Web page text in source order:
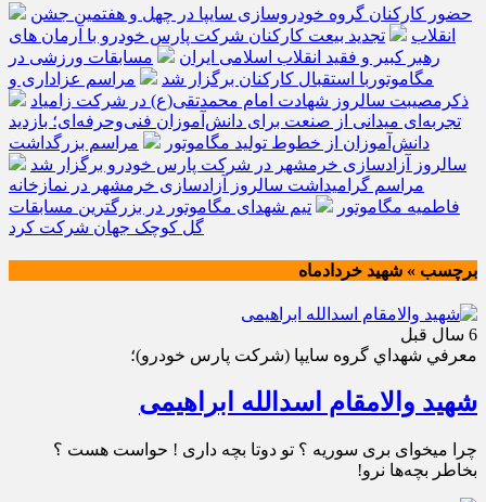
حضور کارکنان گروه خودروسازی سایپا در چهل و هفتمین جشن
انقلاب
تجدید بیعت کارکنان شرکت پارس خودرو با آرمان های
رهبر کبیر و فقید انقلاب اسلامی ایران
مسابقات ورزشی در
مگاموتوربا استقبال کارکنان برگزار شد
مراسم عزاداری و
ذکرمصیبت سالروز شهادت امام محمدتقی(ع) در شرکت زامیاد
تجربه‌ای میدانی از صنعت برای دانش‌آموزان فنی‌وحرفه‌ای؛ بازدید
دانش‌آموزان از خطوط تولید مگاموتور
مراسم بزرگداشت
سالروز آزادسازی خرمشهر در شرکت پارس خودرو برگزار شد
مراسم گرامیداشت سالروز آزادسازی خرمشهر در نمازخانه
فاطمیه مگاموتور
تیم شهدای مگاموتور در بزرگترین مسابقات
گل کوچک جهان شرکت کرد
برچسب » شهید خردادماه
6 سال قبل
معرفي شهداي گروه سايپا (شركت پارس خودرو)؛
شهید والامقام اسدالله ابراهیمی
چرا میخوای بری سوریه ؟ تو دوتا بچه داری ! حواست هست ؟
بخاطر بچه‌ها نرو!